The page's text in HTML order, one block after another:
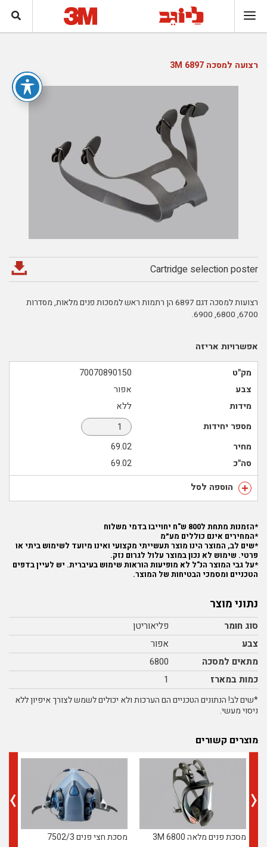
רצועה למסכה 6897 3M
Cartridge selection poster
רצועות למסכה דגם 6897 הן רתמות ראש למסכות פנים מלאות, מסדרות
6700, 6800, 6900.
אפשרויות אריזה
מק"ט
70070890150
צבע
אפור
מידות
ללא
מספר יחידות
מחיר
69.02
סה"כ
69.02
הוספה לסל
*הזמנות מתחת ל800 ש"ח יחוייבו בדמי משלוח
*המחירים אינם כוללים מע״מ
*שים לב, המוצר הינו מוצר תעשייתי מקצועי ואינו מיועד לשימוש ביתי או
פרטי. שימוש לא נכון במוצר עלול לגרום נזק.
*על גבי המוצר הנ"ל לא מופיעות הוראות שימוש בעיברית. יש לעיין בדפים
הטכניים ומסמכי הבטיחות של המוצר.
נתוני מוצר
סוג חומר
פליאוריטן
צבע
אפור
מתאים למסכה
6800
כמות במארז
1
*שים לב! הנתונים הטכניים הם הערכות ולא יכולים לשמש לצורך איפיון ללא
ניסוי מעשי.
מוצרים קשורים
מסכת פנים מלאה 6800 3M מסכת חצי פנים 7502/3